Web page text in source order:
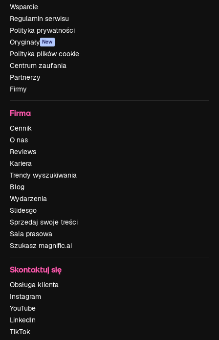
Wsparcie
Regulamin serwisu
Polityka prywatności
Oryginały New
Polityka plików cookie
Centrum zaufania
Partnerzy
Firmy
Firma
Cennik
O nas
Reviews
Kariera
Trendy wyszukiwania
Blog
Wydarzenia
Slidesgo
Sprzedaj swoje treści
Sala prasowa
Szukasz magnific.ai
Skontaktuj się
Obsługa klienta
Instagram
YouTube
LinkedIn
TikTok